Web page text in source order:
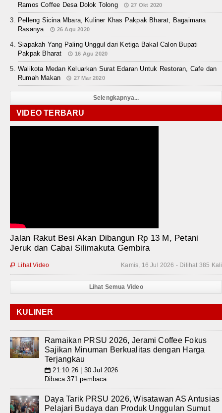
Ramos Coffee Desa Dolok Tolong 27 Okt 2020
Pelleng Sicina Mbara, Kuliner Khas Pakpak Bharat, Bagaimana
Rasanya
26 Agu 2020
Siapakah Yang Paling Unggul dari Ketiga Bakal Calon Bupati
Pakpak Bharat
16 Agu 2020
Walikota Medan Keluarkan Surat Edaran Untuk Restoran, Cafe dan
Rumah Makan
27 Mar 2020
Selengkapnya...
VIDEO TERBARU
Jalan Rakut Besi Akan Dibangun Rp 13 M, Petani
Jeruk dan Cabai Silimakuta Gembira
Kamis, 16 Jul 2026 - Dilihat 385 Kali
 Lihat Video
Lihat Semua Video
KULINER
Ramaikan PRSU 2026, Jerami Coffee Fokus
Sajikan Minuman Berkualitas dengan Harga
Terjangkau
📅 21:10:26 | 30 Jul 2026
Dibaca:371 pembaca
Daya Tarik PRSU 2026, Wisatawan AS Antusias
Pelajari Budaya dan Produk Unggulan Sumut